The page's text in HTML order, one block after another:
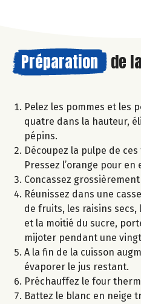
Préparation de la
Pelez les pommes et les
quatre dans la hauteur,
pépins.
Découpez la pulpe de
Pressez l’orange pour en
Concassez
Réunissez dans une
de fruits, les raisins secs,
et la moitié du sucre,
mijoter pendant une
A la fin de la cuisson
évaporer le jus restant.
Préchauffez le four
Battez le blanc en neige